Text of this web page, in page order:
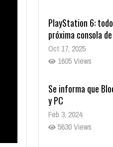
PlayStation 6:
próxima consola
Oct 17, 2025
1605 Views
Se informa que
y PC
Feb 3, 2024
5630 Views